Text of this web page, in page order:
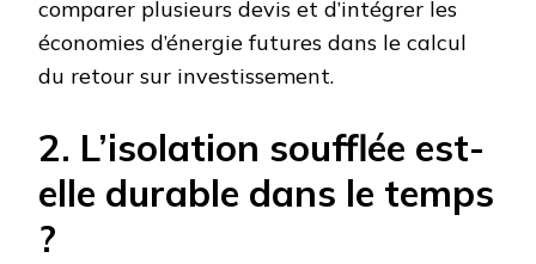
comparer plusieurs devis et d’intégrer les
économies d’énergie futures dans le calcul
du retour sur investissement.
2. L’isolation soufflée est-
elle durable dans le temps
?